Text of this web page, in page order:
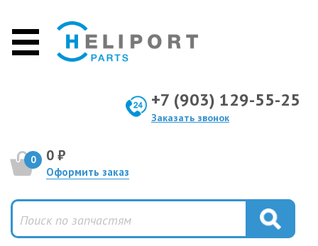
+7 (903) 129-55-25
Заказать звонок
0 0 ₽
Оформить заказ